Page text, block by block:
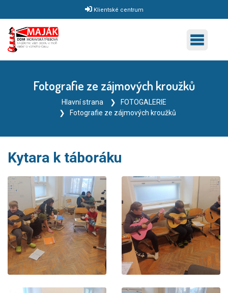
Klientské centrum
Fotografie ze zájmových kroužků
Hlavní strana
FOTOGALERIE
Fotografie ze zájmových kroužků
Kytara k táboráku